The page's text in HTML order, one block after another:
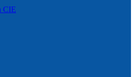
CIE